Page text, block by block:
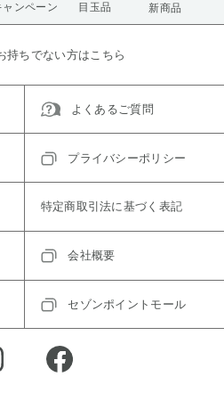
ャンペーン 目玉品 新商品
持ちでない方はこちら
よくあるご質問
プライバシーポリシー
特定商取引法に基づく表記
会社概要
セゾンポイントモール